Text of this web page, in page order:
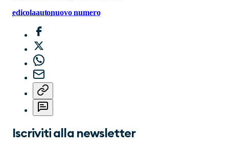
edicolaautonuovo numero
Iscriviti alla newsletter